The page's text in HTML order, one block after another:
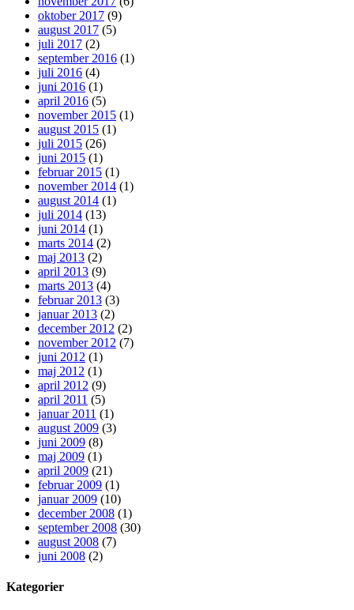
oktober 2017 (9)
august 2017 (5)
juli 2017 (2)
september 2016 (1)
juli 2016 (4)
juni 2016 (1)
april 2016 (5)
november 2015 (1)
august 2015 (1)
juli 2015 (26)
juni 2015 (1)
februar 2015 (1)
november 2014 (1)
august 2014 (1)
juli 2014 (13)
juni 2014 (1)
marts 2014 (2)
maj 2013 (2)
april 2013 (9)
marts 2013 (4)
februar 2013 (3)
januar 2013 (2)
december 2012 (2)
november 2012 (7)
juni 2012 (1)
maj 2012 (1)
april 2012 (9)
april 2011 (5)
januar 2011 (1)
august 2009 (3)
juni 2009 (8)
maj 2009 (1)
april 2009 (21)
februar 2009 (1)
januar 2009 (10)
december 2008 (1)
september 2008 (30)
august 2008 (7)
juni 2008 (2)
Kategorier